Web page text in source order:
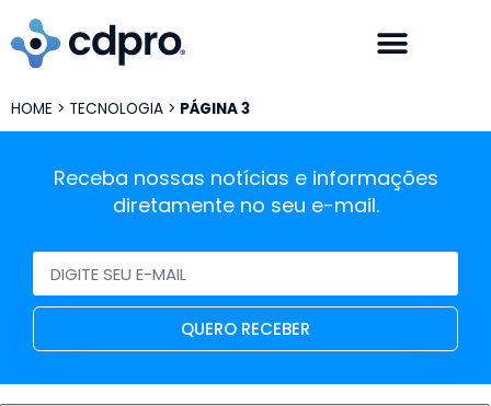
HOME > TECNOLOGIA > PÁGINA 3
Receba nossas notícias e informações
diretamente no seu e-mail.
QUERO RECEBER